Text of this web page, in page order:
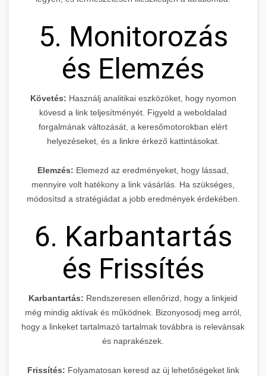
5. Monitorozás
és Elemzés
Követés: Használj analitikai eszközöket, hogy nyomon
kövesd a link teljesítményét. Figyeld a weboldalad
forgalmának változását, a keresőmotorokban elért
helyezéseket, és a linkre érkező kattintásokat.
Elemzés: Elemezd az eredményeket, hogy lássad,
mennyire volt hatékony a link vásárlás. Ha szükséges,
módosítsd a stratégiádat a jobb eredmények érdekében.
6. Karbantartás
és Frissítés
Karbantartás: Rendszeresen ellenőrizd, hogy a linkjeid
még mindig aktívak és működnek. Bizonyosodj meg arról,
hogy a linkeket tartalmazó tartalmak továbbra is relevánsak
és naprakészek.
Frissítés: Folyamatosan keresd az új lehetőségeket link